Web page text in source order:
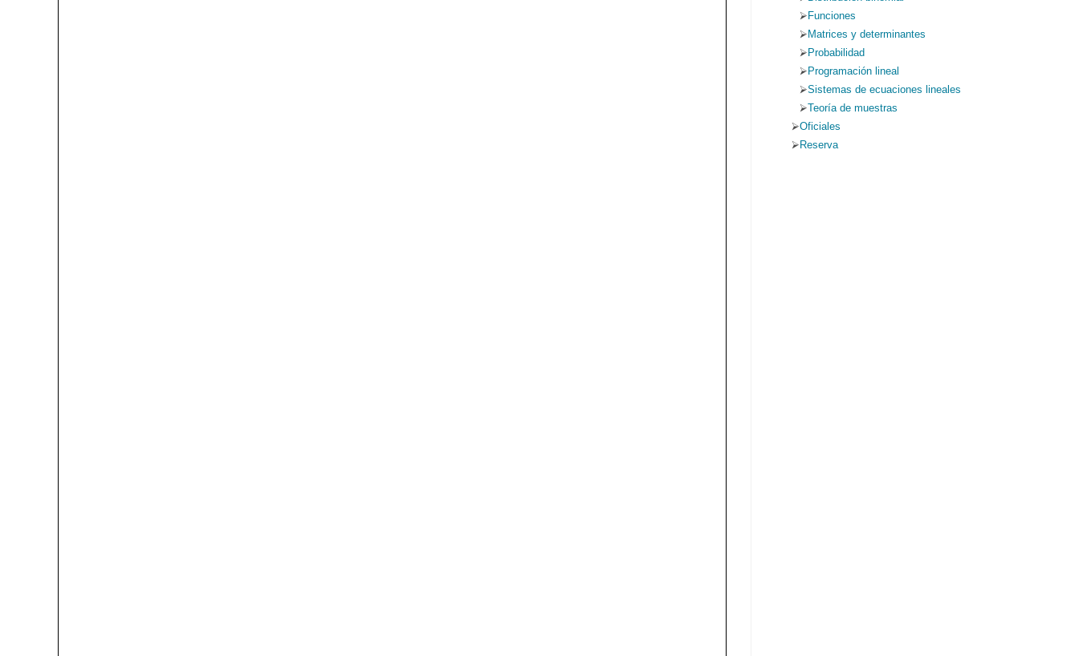
Funciones
Matrices y determinantes
Probabilidad
Programación lineal
Sistemas de ecuaciones lineales
Teoría de muestras
Oficiales
Reserva